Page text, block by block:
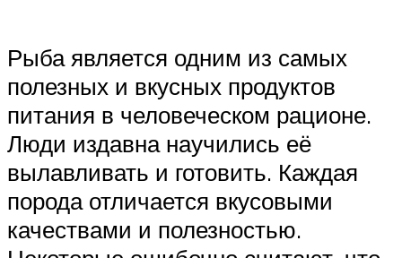
Рыба является одним из самых
полезных и вкусных продуктов
питания в человеческом рационе.
Люди издавна научились её
вылавливать и готовить. Каждая
порода отличается вкусовыми
качествами и полезностью.